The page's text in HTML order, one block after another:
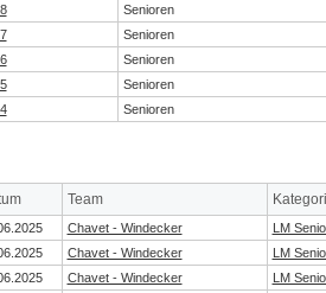
Senioren
Senioren
Senioren
Senioren
Senioren
Team
Chavet - Windecker LM
Chavet - Windecker LM
Chavet - Windecker LM